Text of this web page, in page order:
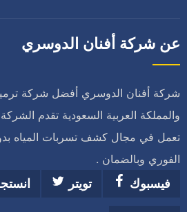
عن شركة أفنان الدوسري
شركة أفنان الدوسري أفضل شركة
والمملكة العربية السعودية تقدم
تعمل في مجال كشف تسربات المياه
الفوري وبالضمان .
فيسبوك
تويتر